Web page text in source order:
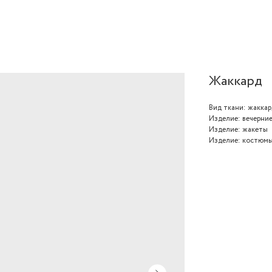
Жаккард
Вид ткани:
Изделие:
Изделие: жакеты
Изделие: костюмы